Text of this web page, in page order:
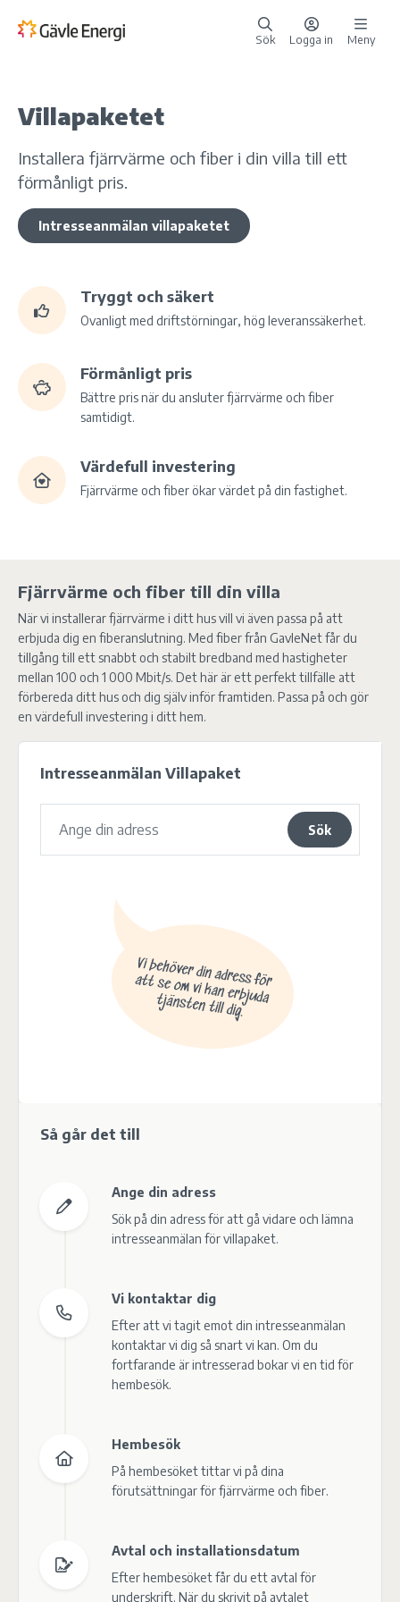
Sök Logga in Meny
Villapaketet
Installera fjärrvärme och fiber i din villa till ett
förmånligt pris.
Intresseanmälan villapaketet
Tryggt och säkert
Ovanligt med driftstörningar, hög leveranssäkerhet.
Förmånligt pris
Bättre pris när du ansluter fjärrvärme och fiber
samtidigt.
Värdefull investering
Fjärrvärme och fiber ökar värdet på din fastighet.
Fjärrvärme och fiber till din villa
När vi installerar fjärrvärme i ditt hus vill vi även passa på att
erbjuda dig en fiberanslutning. Med fiber från GavleNet får du
tillgång till ett snabbt och stabilt bredband med hastigheter
mellan 100 och 1 000 Mbit/s. Det här är ett perfekt tillfälle att
förbereda ditt hus och dig själv inför framtiden. Passa på och gör
en värdefull investering i ditt hem.
Intresseanmälan Villapaket
Sök
Så går det till
Ange din adress
Sök på din adress för att gå vidare och lämna
intresseanmälan för villapaket.
Vi kontaktar dig
Efter att vi tagit emot din intresseanmälan
kontaktar vi dig så snart vi kan. Om du
fortfarande är intresserad bokar vi en tid för
hembesök.
Hembesök
På hembesöket tittar vi på dina
förutsättningar för fjärrvärme och fiber.
Avtal och installationsdatum
Efter hembesöket får du ett avtal för
underskrift. När du skrivit på avtalet